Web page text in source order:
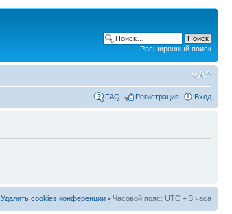
Расширенный поиск
FAQ Регистрация Вход
Удалить cookies конференции • Часовой пояс: UTC + 3 часа